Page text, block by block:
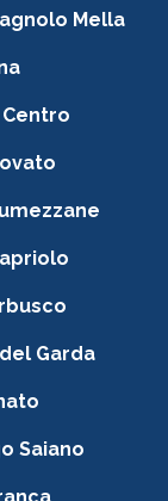
Mella
Garda
Saiano